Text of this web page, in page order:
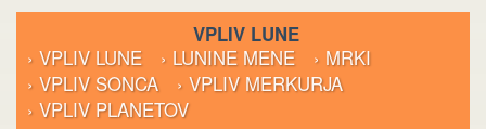
VPLIV LUNE
› VPLIV LUNE
› LUNINE MENE
› MRKI
› VPLIV SONCA
› VPLIV MERKURJA
› VPLIV PLANETOV